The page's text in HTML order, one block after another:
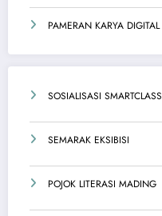
PAMERAN KARYA DIGITAL
SOSIALISASI SMARTCLASS
SEMARAK EKSIBISI
POJOK LITERASI MADING